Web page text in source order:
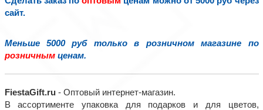
сайт.
Меньше 5000 руб только в розничном магазине по
розничнымценам.
FiestaGift.ru - Оптовый интернет-магазин.
В ассортименте упаковка для подарков и для цветов,